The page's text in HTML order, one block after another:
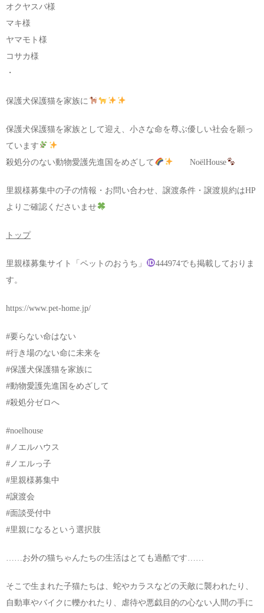
オクヤスバ様
マキ様
ヤマモト様
コサカ様
・
保護犬保護猫を家族に
保護犬保護猫を家族として迎え、小さな命を尊ぶ優しい社会を願っ
ています
殺処分のない動物愛護先進国をめざして
NoëlHouse
里親様募集中の子の情報・お問い合わせ、譲渡条件・譲渡規約はHP
よりご確認くださいませ
トップ
里親様募集サイト「ペットのおうち」
444974でも掲載しておりま
す。
https://www.pet-home.jp/
#要らない命はない
#行き場のない命に未来を
#保護犬保護猫を家族に
#動物愛護先進国をめざして
#殺処分ゼロへ
#noelhouse
#ノエルハウス
#ノエルっ子
#里親様募集中
#譲渡会
#面談受付中
#里親になるという選択肢
……お外の猫ちゃんたちの生活はとても過酷です……
そこで生まれた子猫たちは、蛇やカラスなどの天敵に襲われたり、
自動車やバイクに轢かれたり、虐待や悪戯目的の心ない人間の手に